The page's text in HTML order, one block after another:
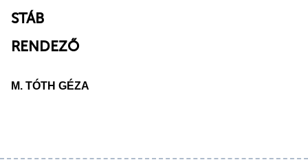
STÁB
RENDEZŐ
M. TÓTH GÉZA